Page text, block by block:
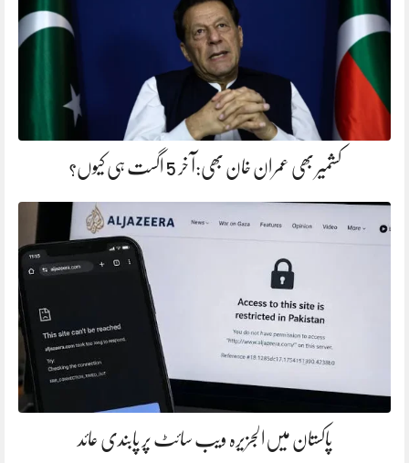
کشمیر بھی عمران خان بھی:آ خر 5 اگست ہی کیوں؟
پاکستان میں‌الجزیرہ ویب سائٹ پر پابندی عائد